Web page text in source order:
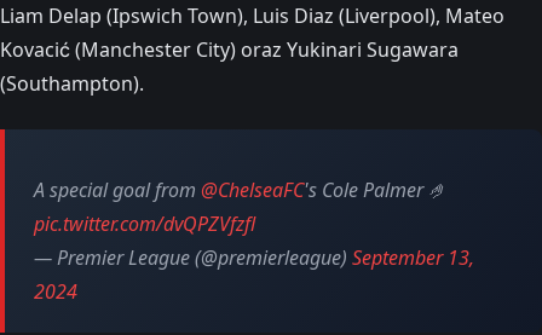
Liam Delap (Ipswich Town), Luis Diaz (Liverpool), Mateo
Kovacić (Manchester City) oraz Yukinari Sugawara
(Southampton).
A special goal from @ChelseaFC's Cole Palmer 🤌
pic.twitter.com/dvQPZVfzfl
— Premier League (@premierleague) September 13,
2024